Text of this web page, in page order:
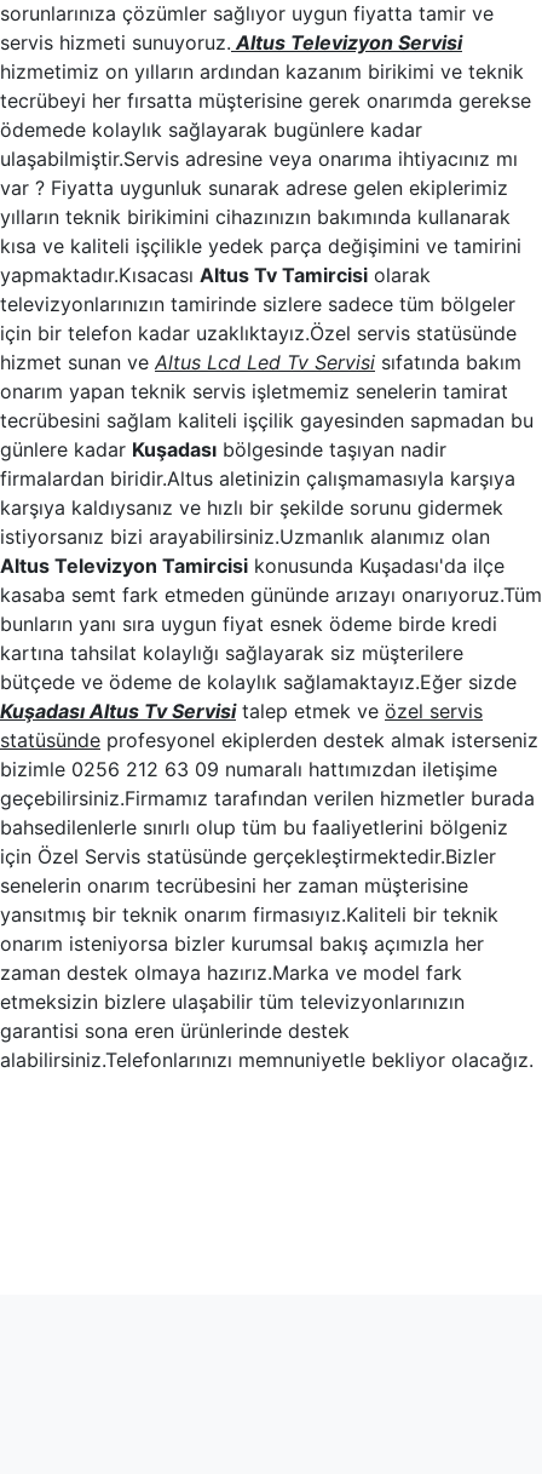
sorunlarınıza çözümler sağlıyor uygun fiyatta tamir ve
servis hizmeti sunuyoruz. Altus Televizyon Servisi
hizmetimiz on yılların ardından kazanım birikimi ve teknik
tecrübeyi her fırsatta müşterisine gerek onarımda gerekse
ödemede kolaylık sağlayarak bugünlere kadar
ulaşabilmiştir.Servis adresine veya onarıma ihtiyacınız mı
var ? Fiyatta uygunluk sunarak adrese gelen ekiplerimiz
yılların teknik birikimini cihazınızın bakımında kullanarak
kısa ve kaliteli işçilikle yedek parça değişimini ve tamirini
yapmaktadır.Kısacası Altus Tv Tamircisi olarak
televizyonlarınızın tamirinde sizlere sadece tüm bölgeler
için bir telefon kadar uzaklıktayız.Özel servis statüsünde
hizmet sunan ve Altus Lcd Led Tv Servisi sıfatında bakım
onarım yapan teknik servis işletmemiz senelerin tamirat
tecrübesini sağlam kaliteli işçilik gayesinden sapmadan bu
günlere kadar Kuşadası bölgesinde taşıyan nadir
firmalardan biridir.Altus aletinizin çalışmamasıyla karşıya
karşıya kaldıysanız ve hızlı bir şekilde sorunu gidermek
istiyorsanız bizi arayabilirsiniz.Uzmanlık alanımız olan
Altus Televizyon Tamircisi konusunda Kuşadası'da ilçe
kasaba semt fark etmeden gününde arızayı onarıyoruz.Tüm
bunların yanı sıra uygun fiyat esnek ödeme birde kredi
kartına tahsilat kolaylığı sağlayarak siz müşterilere
bütçede ve ödeme de kolaylık sağlamaktayız.Eğer sizde
Kuşadası Altus Tv Servisitalep etmek ve özel servis
statüsünde profesyonel ekiplerden destek almak isterseniz
bizimle 0256 212 63 09 numaralı hattımızdan iletişime
geçebilirsiniz.Firmamız tarafından verilen hizmetler burada
bahsedilenlerle sınırlı olup tüm bu faaliyetlerini bölgeniz
için Özel Servis statüsünde gerçekleştirmektedir.Bizler
senelerin onarım tecrübesini her zaman müşterisine
yansıtmış bir teknik onarım firmasıyız.Kaliteli bir teknik
onarım isteniyorsa bizler kurumsal bakış açımızla her
zaman destek olmaya hazırız.Marka ve model fark
etmeksizin bizlere ulaşabilir tüm televizyonlarınızın
garantisi sona eren ürünlerinde destek
alabilirsiniz.Telefonlarınızı memnuniyetle bekliyor olacağız.